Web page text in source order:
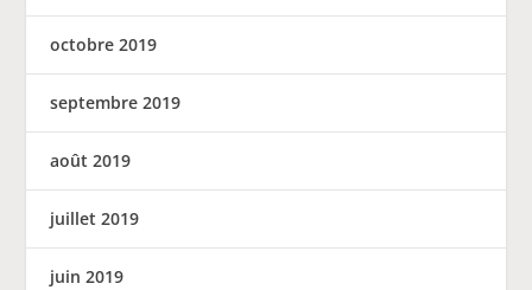
octobre 2019
septembre 2019
août 2019
juillet 2019
juin 2019